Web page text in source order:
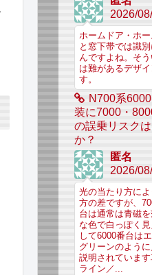
2026/
ホームドア・ホ
と窓下帯では識
んですよね。そ
は難があるデザイ
す。
N700系
装に7000・
の誤乗リスク
か？
匿名
2026/
光の当たり方によ
方の差ですが、
台は通常は青磁を
な色で白っぽく
して6000番台は
グリーンのように
説明されていま
ライン／...